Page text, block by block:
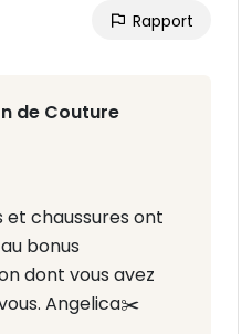
Rapport
de Couture
chaussures ont
bonus
dont vous avez
Angelica✂️